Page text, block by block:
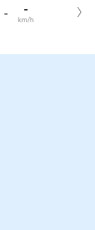
- -
km/h